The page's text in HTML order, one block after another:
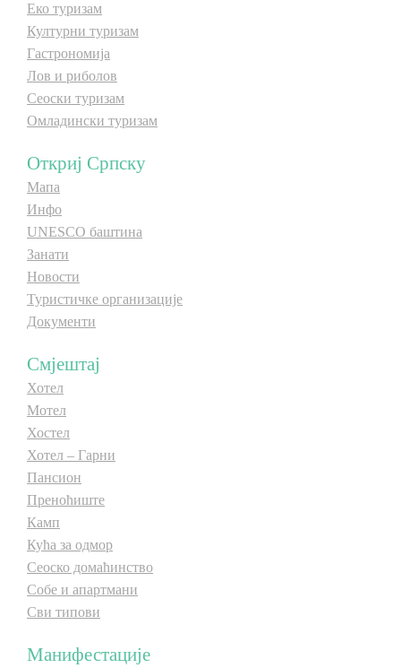
Еко туризам
Културни туризам
Гастрономија
Лов и риболов
Сеоски туризам
Омладински туризам
Откриј Српску
Мапа
Инфо
UNESCO баштина
Занати
Новости
Туристичке организације
Документи
Смјештај
Хотел
Мотел
Хостел
Хотел – Гарни
Пансион
Преноћиште
Камп
Кућа за одмор
Сеоско домаћинство
Собе и апартмани
Сви типови
Манифестације